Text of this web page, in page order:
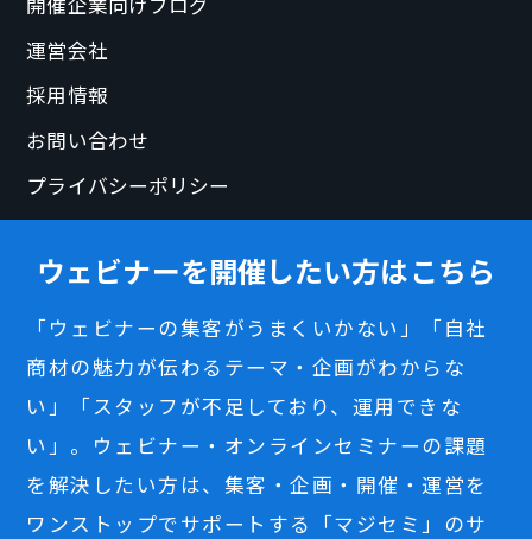
運営会社
採用情報
お問い合わせ
プライバシーポリシー
ウェビナーを開催したい方はこちら
「ウェビナーの集客がうまくいかない」「自社
商材の魅力が伝わるテーマ・企画がわからな
い」「スタッフが不足しており、運用できな
い」。ウェビナー・オンラインセミナーの課題
を解決したい方は、集客・企画・開催・運営を
ワンストップでサポートする「マジセミ」のサ